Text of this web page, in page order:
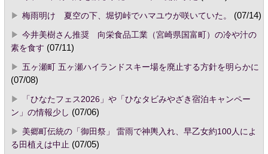
梅雨明け 夏空の下、堀切峠でハマユウが咲いていた。
(07/14)
今井美樹さん推奨 向栄食品工業（宮崎県国富町）の冷や汁の
素を食す (07/11)
五ヶ瀬町 五ヶ瀬ハイランドスキー場を廃止する方針を明らかに
(07/08)
「ひなたフェス2026」や「ひなタビみやざき宿泊キャンペー
ン」の情報少し (07/06)
美郷町伝統の「御田祭」 雷雨で神輿入れ、早乙女約100人によ
る田植えは中止 (07/05)